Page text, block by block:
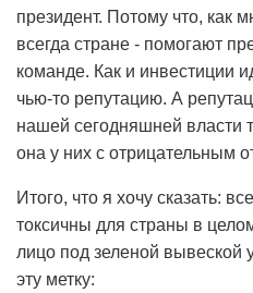
президент. Потому что, как
всегда стране - помогают
команде. Как и инвестиции
чью-то репутацию. А
нашей сегодняшней власти
она у них с отрицательным
Итого, что я хочу сказать:
токсичны для страны в
лицо под зеленой вывеской
эту метку: